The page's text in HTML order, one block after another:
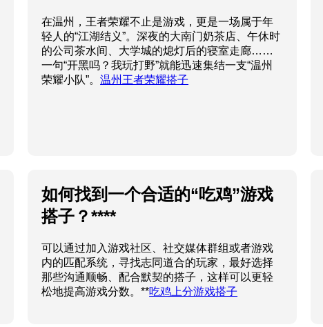
在温州，王者荣耀不止是游戏，更是一场属于年
轻人的“江湖结义”。深夜的大南门奶茶店、午休时
的公司茶水间、大学城的熄灯后的寝室走廊……
一句“开黑吗？我玩打野”就能迅速集结一支“温州
荣耀小队”。温州王者荣耀搭子
如何找到一个合适的“吃鸡”游戏
搭子？****
可以通过加入游戏社区、社交媒体群组或者游戏
内的匹配系统，寻找志同道合的玩家，最好选择
那些沟通顺畅、配合默契的搭子，这样可以更轻
松地提高游戏分数。**吃鸡上分游戏搭子